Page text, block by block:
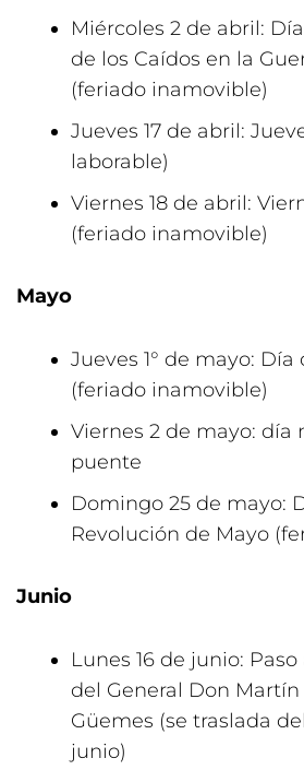
Miércoles 2 de abril:
de los Caídos en la
(feriado inamovible)
Jueves 17 de abril:
laborable)
Viernes 18 de abril:
(feriado inamovible)
Mayo
Jueves 1° de mayo:
(feriado inamovible)
Viernes 2 de mayo: día
puente
Domingo 25 de mayo:
Revolución de Mayo
Junio
Lunes 16 de junio:
del General Don
Güemes (se traslada
junio)